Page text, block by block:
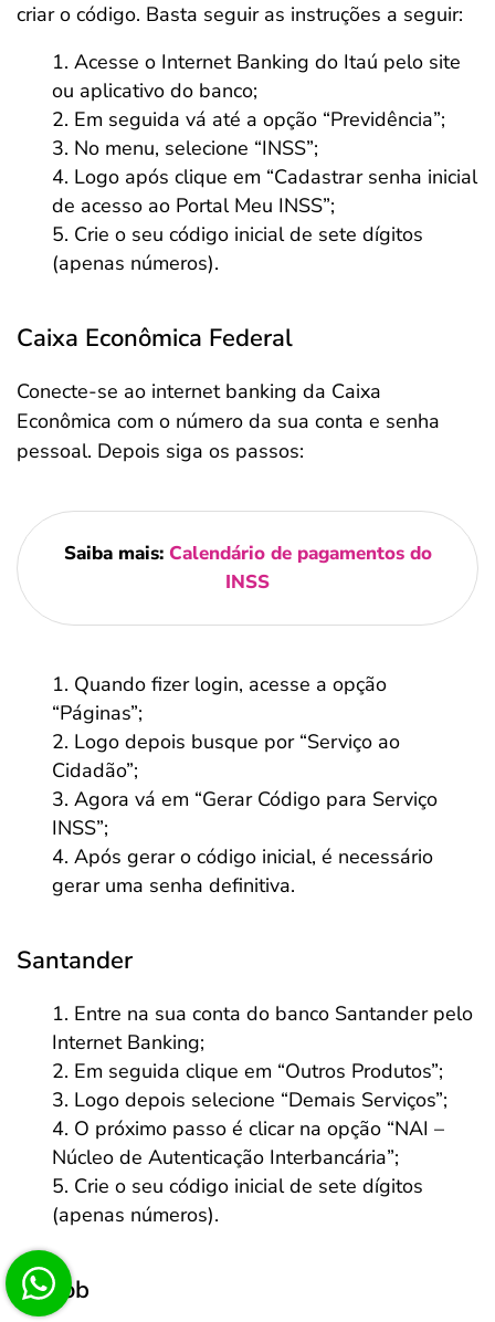
criar o código. Basta seguir as instruções a seguir:
Acesse o Internet Banking do Itaú pelo site
ou aplicativo do banco;
Em seguida vá até a opção “Previdência”;
No menu, selecione “INSS”;
Logo após clique em “Cadastrar senha inicial
de acesso ao Portal Meu INSS”;
Crie o seu código inicial de sete dígitos
(apenas números).
Caixa Econômica Federal
Conecte-se ao internet banking da Caixa
Econômica com o número da sua conta e senha
pessoal. Depois siga os passos:
Saiba mais: Calendário de pagamentos do
INSS
Quando fizer login, acesse a opção
“Páginas”;
Logo depois busque por “Serviço ao
Cidadão”;
Agora vá em “Gerar Código para Serviço
INSS”;
Após gerar o código inicial, é necessário
gerar uma senha definitiva.
Santander
Entre na sua conta do banco Santander pelo
Internet Banking;
Em seguida clique em “Outros Produtos”;
Logo depois selecione “Demais Serviços”;
O próximo passo é clicar na opção “NAI –
Núcleo de Autenticação Interbancária”;
Crie o seu código inicial de sete dígitos
(apenas números).
Sicoob